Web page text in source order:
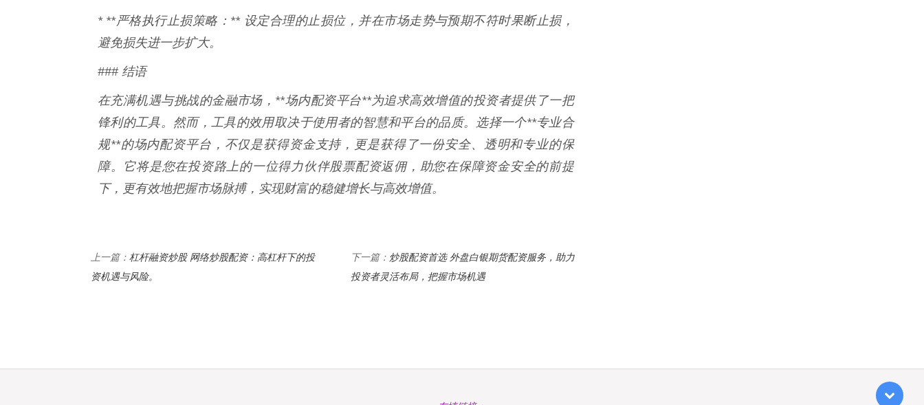
* **严格执行止损策略：** 设定合理的止损位，并在市场走势与预期不符时果断止损，
避免损失进一步扩大。
### 结语
在充满机遇与挑战的金融市场，**场内配资平台**为追求高效增值的投资者提供了一把
锋利的工具。然而，工具的效用取决于使用者的智慧和平台的品质。选择一个**专业合
规**的场内配资平台，不仅是获得资金支持，更是获得了一份安全、透明和专业的保
障。它将是您在投资路上的一位得力伙伴股票配资返佣，助您在保障资金安全的前提
下，更有效地把握市场脉搏，实现财富的稳健增长与高效增值。
上一篇： 杠杆融资炒股 网络炒股配资：高杠杆下的投
资机遇与风险。
下一篇： 炒股配资首选 外盘白银期货配资服务，助力
投资者灵活布局，把握市场机遇